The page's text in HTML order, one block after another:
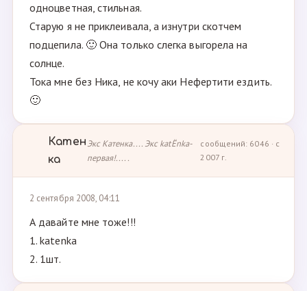
одноцветная, стильная.
Старую я не приклеивала, а изнутри скотчем
подцепила. 🙂 Она только слегка выгорела на
солнце.
Тока мне без Ника, не кочу аки Нефертити ездить.
🙂
Катен
ка
Экс Катенка.... Экс katЁnka-
первая!.....
сообщений: 6046 · с
2007 г.
2 сентября 2008, 04:11
А давайте мне тоже!!!
1. katenka
2. 1шт.